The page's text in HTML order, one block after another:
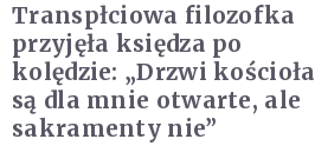
Transpłciowa filozofka
przyjęła księdza po
kolędzie: „Drzwi kościoła
są dla mnie otwarte, ale
sakramenty nie”